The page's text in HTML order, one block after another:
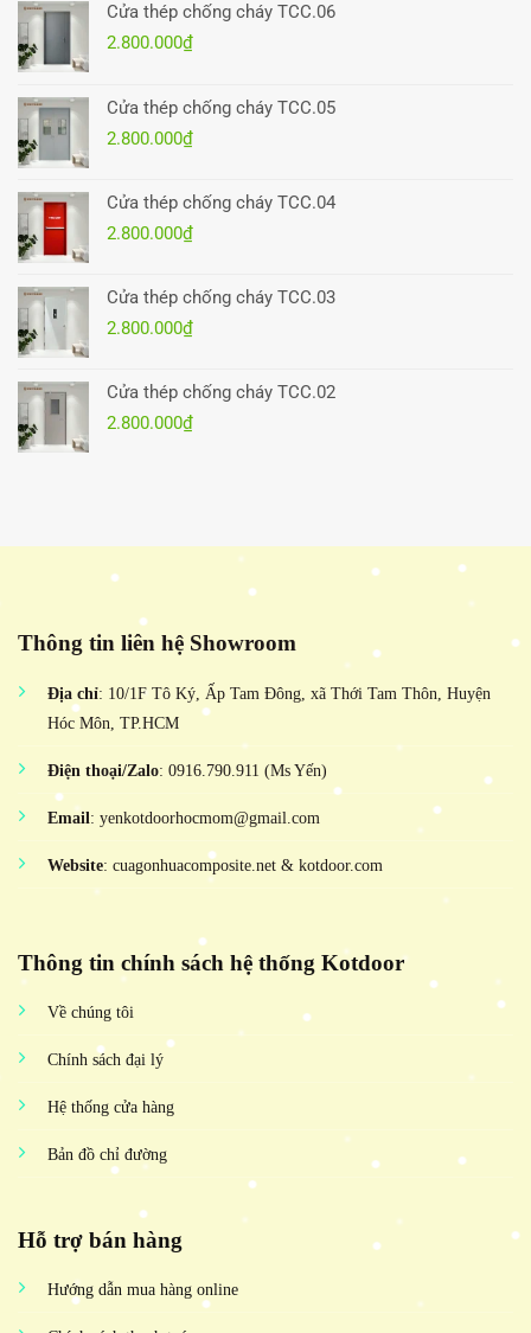
Cửa thép chống cháy TCC.06
2.800.000₫
Cửa thép chống cháy TCC.05
2.800.000₫
Cửa thép chống cháy TCC.04
2.800.000₫
Cửa thép chống cháy TCC.03
2.800.000₫
Cửa thép chống cháy TCC.02
2.800.000₫
Thông tin liên hệ Showroom
Địa chỉ: 10/1F Tô Ký, Ấp Tam Đông, xã Thới Tam Thôn, Huyện
Hóc Môn, TP.HCM
Điện thoại/Zalo: 0916.790.911 (Ms Yến)
Email: yenkotdoorhocmom@gmail.com
Website: cuagonhuacomposite.net & kotdoor.com
Thông tin chính sách hệ thống Kotdoor
Về chúng tôi
Chính sách đại lý
Hệ thống cửa hàng
Bản đồ chỉ đường
Hỗ trợ bán hàng
Hướng dẫn mua hàng online